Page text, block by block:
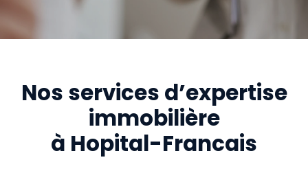
Nos services d’expertise
immobilière
à Hopital-Francais